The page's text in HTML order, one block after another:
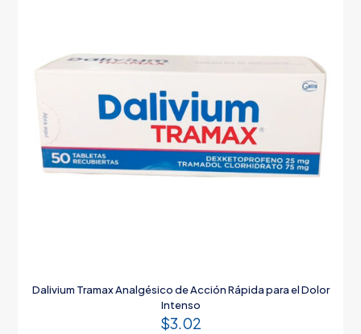
Dalivium Tramax Analgésico de Acción Rápida para el Dolor
Intenso
$3.02